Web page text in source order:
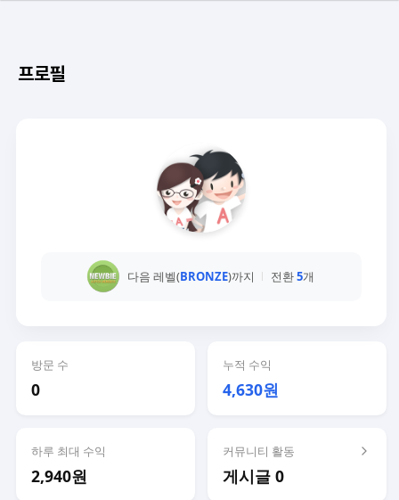
프로필
다음 레벨(BRONZE)까지 전환5개
방문 수
0
누적 수익
4,630원
하루 최대 수익
2,940원
커뮤니티 활동
게시글 0